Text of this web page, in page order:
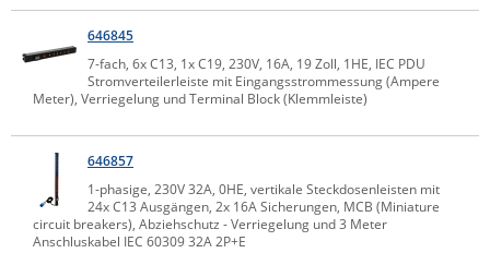
Energiemessung
Energieverteilung
IP, WLAN & GSM Sensorik
Datenlogger
IoT - Internet of Things
Remote I/O
IPC, Industrielle Netzwerktechnik & WLAN
Industrielle Netzwerktechnik / Kommunikation
Industrielle Computer
Wi-Fi - WLAN - Wireless
IT Netzwerktechnik / Kommunikation
Serverräume
RMA / Rücksendung / Support
CompleTech
Contemporary Controls
Eaton
Elsys
Enginko - mcf88
646845
7-fach, 6x C13, 1x C19, 230V, 16A, 19 Zoll, 1HE, IEC PDU
Stromverteilerleiste mit Eingangsstrommessung (Ampere
Meter), Verriegelung und Terminal Block (Klemmleiste)
646857
1-phasige, 230V 32A, 0HE, vertikale Steckdosenleisten mit
24x C13 Ausgängen, 2x 16A Sicherungen, MCB (Miniature
circuit breakers), Abziehschutz - Verriegelung und 3 Meter
Anschluskabel IEC 60309 32A 2P+E